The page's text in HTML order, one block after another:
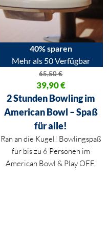
40% sparen
Mehr als 50 Verfügbar
65,50€
Ursprünglicher Preis war:
39,90€
Aktueller Preis ist: 39,90 €.
2 Stunden Bowling im
American Bowl – Spaß
für alle!
Ran an die Kugel! Bowlingspaß
für bis zu 6 Personen im
American Bowl & Play OFF.